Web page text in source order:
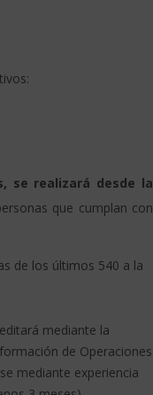
se realizará desde la
que cumplan con
de los últimos 540 a la
mediante la
de Operaciones
mediante experiencia